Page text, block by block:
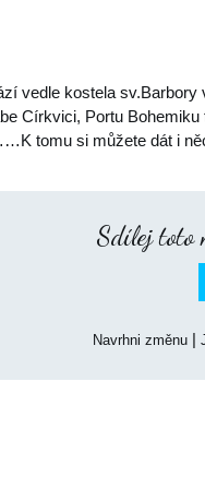
vedle kostela
Církvici, Portu Bohemiku
tomu si můžete dát i
Sdílej toto
Navrhni změnu|